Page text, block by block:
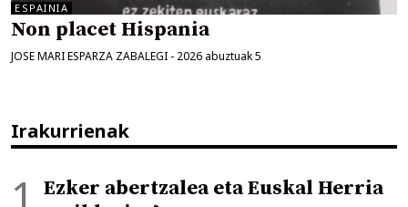
ESPAINIA
Non placet Hispania
JOSE MARI ESPARZA ZABALEGI - 2026 abuztuak 5
Irakurrienak
Ezker abertzalea eta Euskal Herria